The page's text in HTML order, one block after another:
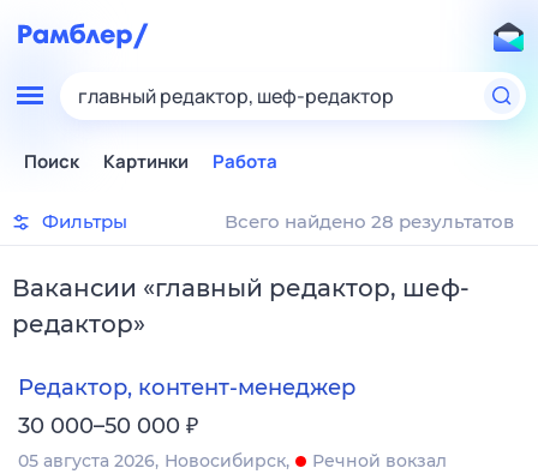
главный редактор, шеф-редактор
Поиск Картинки Работа
Фильтры Всего найдено 28 результатов
Вакансии «главный редактор, шеф-
редактор»
Редактор, контент-менеджер
30 000–50 000 ₽
05 августа 2026 Новосибирск
Речной вокзал